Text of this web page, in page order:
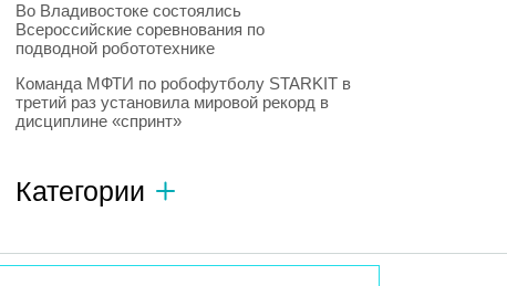
Во Владивостоке состоялись
Всероссийские соревнования по
подводной робототехнике
Команда МФТИ по робофутболу STARKIT в
третий раз установила мировой рекорд в
дисциплине «спринт»
Категории